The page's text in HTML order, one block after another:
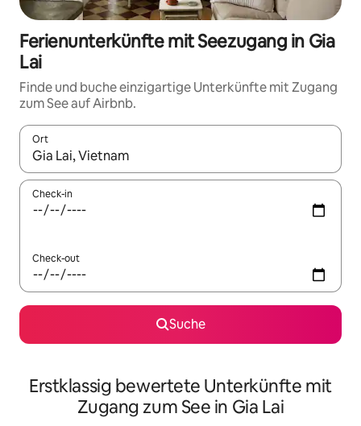
Ferienunterkünfte mit Seezugang in Gia
Lai
Finde und buche einzigartige Unterkünfte mit Zugang
zum See auf Airbnb.
Ort
Wenn Ergebnisse verfügbar sind, navigiere mit den
Check-in
Check-out
Suche
Erstklassig bewertete Unterkünfte mit
Zugang zum See in Gia Lai